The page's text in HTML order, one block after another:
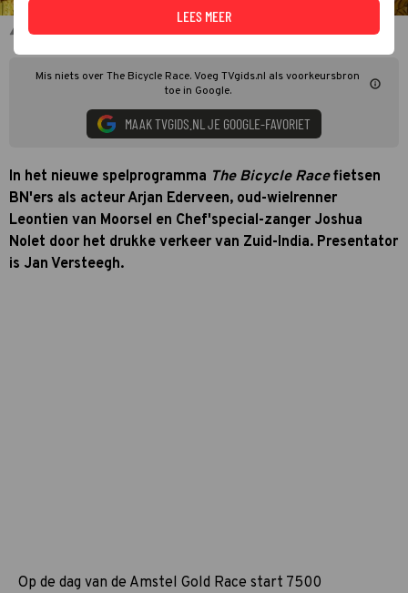
Jan Versteegh voor The Bicycle Race
Mis niets over The Bicycle Race. Voeg TVgids.nl als voorkeursbron
toe in Google.
MAAK TVGIDS.NL JE GOOGLE-FAVORIET
In het nieuwe spelprogramma The Bicycle Racefietsen
BN'ers als acteur Arjan Ederveen, oud-wielrenner
Leontien van Moorsel en Chef'special-zanger Joshua
Nolet door het drukke verkeer van Zuid-India. Presentator
is Jan Versteegh.
Op de dag van de Amstel Gold Race start 7500
LEES MEER